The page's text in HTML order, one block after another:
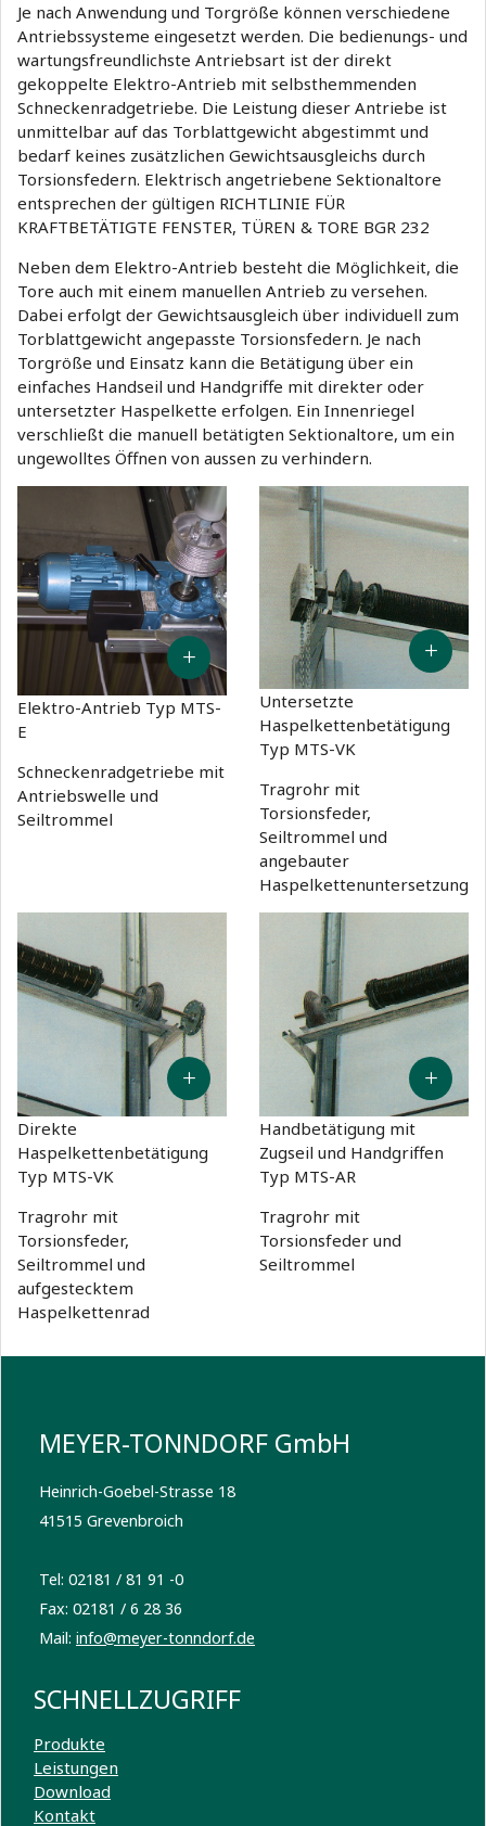
Je nach Anwendung und Torgröße können verschiedene
Antriebssysteme eingesetzt werden. Die bedienungs- und
wartungsfreundlichste Antriebsart ist der direkt
gekoppelte Elektro-Antrieb mit selbsthemmenden
Schneckenradgetriebe. Die Leistung dieser Antriebe ist
unmittelbar auf das Torblattgewicht abgestimmt und
bedarf keines zusätzlichen Gewichtsausgleichs durch
Torsionsfedern. Elektrisch angetriebene Sektionaltore
entsprechen der gültigen RICHTLINIE FÜR
KRAFTBETÄTIGTE FENSTER, TÜREN & TORE BGR 232
Neben dem Elektro-Antrieb besteht die Möglichkeit, die
Tore auch mit einem manuellen Antrieb zu versehen.
Dabei erfolgt der Gewichtsausgleich über individuell zum
Torblattgewicht angepasste Torsionsfedern. Je nach
Torgröße und Einsatz kann die Betätigung über ein
einfaches Handseil und Handgriffe mit direkter oder
untersetzter Haspelkette erfolgen. Ein Innenriegel
verschließt die manuell betätigten Sektionaltore, um ein
ungewolltes Öffnen von aussen zu verhindern.
Elektro-Antrieb Typ MTS-
E
Schneckenradgetriebe mit
Antriebswelle und
Seiltrommel
Untersetzte
Haspelkettenbetätigung
Typ MTS-VK
Tragrohr mit
Torsionsfeder,
Seiltrommel und
angebauter
Haspelkettenuntersetzung
Direkte
Haspelkettenbetätigung
Typ MTS-VK
Tragrohr mit
Torsionsfeder,
Seiltrommel und
aufgestecktem
Haspelkettenrad
Handbetätigung mit
Zugseil und Handgriffen
Typ MTS-AR
Tragrohr mit
Torsionsfeder und
Seiltrommel
MEYER-TONNDORF GmbH
Heinrich-Goebel-Strasse 18
41515 Grevenbroich
Tel: 02181 / 81 91 -0
Fax: 02181 / 6 28 36
Mail: info@meyer-tonndorf.de
SCHNELLZUGRIFF
Produkte
Leistungen
Download
Kontakt